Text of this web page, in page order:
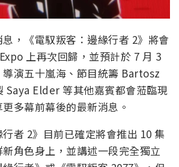
，《電馭叛客：邊緣行者 2》將會
上再次回歸，並預計於 7 月 3
導演五十嵐海、節目統籌 Bartosz
Elder 等其他嘉賓都會蒞臨現
多幕前幕後的最新消息。
行者 2》目前已確定將會推出 10 集
角色身上，並講述一段完全獨立